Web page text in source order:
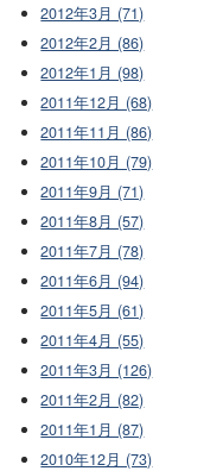
2012年3月 (71)
2012年2月 (86)
2012年1月 (98)
2011年12月 (68)
2011年11月 (86)
2011年10月 (79)
2011年9月 (71)
2011年8月 (57)
2011年7月 (78)
2011年6月 (94)
2011年5月 (61)
2011年4月 (55)
2011年3月 (126)
2011年2月 (82)
2011年1月 (87)
2010年12月 (73)